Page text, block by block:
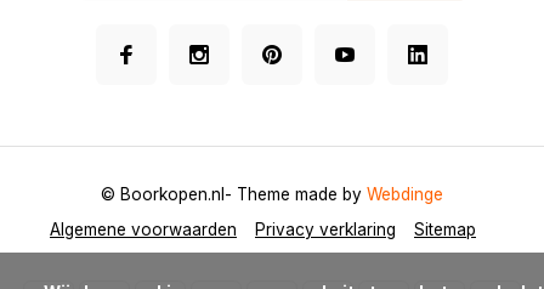
Algemene voorwaarden Privacy verklaring Sitemap
© Boorkopen.nl - Theme made by Webdinge